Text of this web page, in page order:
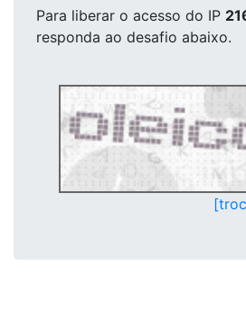
Para liberar o acesso do IP
responda ao desafio abaixo.